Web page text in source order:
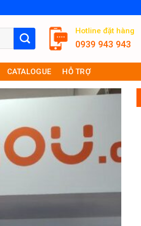
Hotline đặt hàng
0939 943 943
CATALOGUE HỖ TRỢ